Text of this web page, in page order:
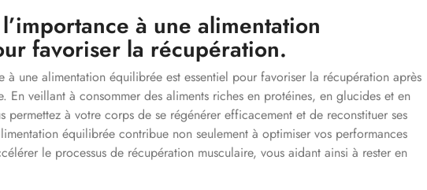
à une alimentation
favoriser la récupération.
à une alimentation équilibrée est essentiel pour favoriser la récupération après
En veillant à consommer des aliments riches en protéines, en glucides et en
permettez à votre corps de se régénérer efficacement et de reconstituer ses
équilibrée contribue non seulement à optimiser vos performances
le processus de récupération musculaire, vous aidant ainsi à rester en